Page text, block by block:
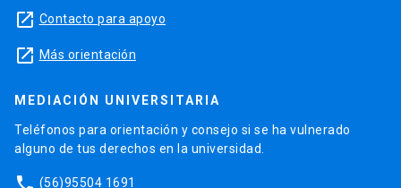
launch Contacto para apoyo
launch Más orientación
MEDIACIÓN UNIVERSITARIA
Teléfonos para orientación y consejo si se ha vulnerado
alguno de tus derechos en la universidad.
(56)95504 1691